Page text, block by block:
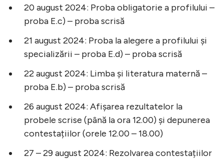
20 august 2024: Proba obligatorie a profilului –
proba E.c) – proba scrisă
21 august 2024: Proba la alegere a profilului și
specializării – proba E.d) – proba scrisă
22 august 2024: Limba și literatura maternă –
proba E.b) – proba scrisă
26 august 2024: Afișarea rezultatelor la
probele scrise (până la ora 12.00) și depunerea
contestațiilor (orele 12.00 – 18.00)
27 – 29 august 2024: Rezolvarea contestațiilor